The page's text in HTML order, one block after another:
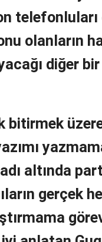
olanların
diğer bir
bitirmek
altında
gerçek